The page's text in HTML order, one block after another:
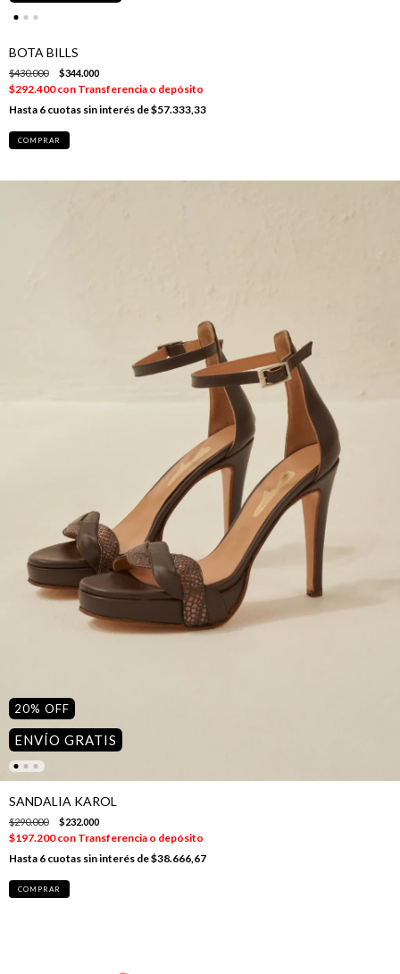
BOTA BILLS
$430.000 $344.000
$292.400con Transferencia o depósito
6 cuotas sin interés de$57.333,33
COMPRAR
20% OFF
ENVÍO GRATIS
SANDALIA KAROL
$290.000 $232.000
$197.200con Transferencia o depósito
6 cuotas sin interés de$38.666,67
COMPRAR